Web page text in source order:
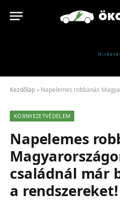
Kezdőlap » Napelemes robbanás Magyarországon:
KÖRNYEZETVÉDELEM
Napelemes
családnál már
a rendszereket!